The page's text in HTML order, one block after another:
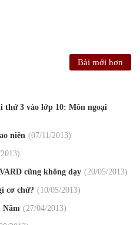
Bài mới hơn
thứ 3 vào lớp 10: Môn ngoại
niên 07/11/2013
cũng không dạy 20/05/2013
cơ chứ? 10/05/2013
Năm 27/04/2013
/2020
/2019